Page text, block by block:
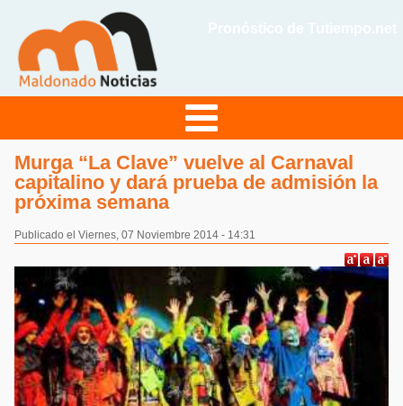
Murga “La Clave” vuelve al Carnaval
capitalino y dará prueba de admisión la
próxima semana
Publicado el Viernes, 07 Noviembre 2014 - 14:31